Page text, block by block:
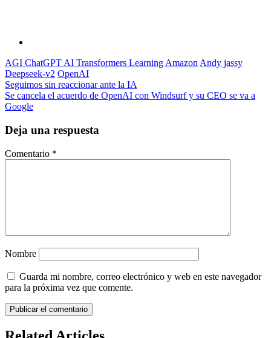
AGI ChatGPT AI Transformers Learning Amazon Andy jassy
Deepseek-v2 OpenAI
Navegación
de
Seguimos sin reaccionar ante la IA
Se cancela el acuerdo de OpenAI con Windsurf y su CEO se va a
Google
Deja una respuesta
Comentario *
Nombre
Guarda mi nombre, correo electrónico y web en este navegador
para la próxima vez que comente.